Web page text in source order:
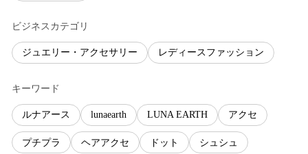
ビジネスカテゴリ
ジュエリー・アクセサリー レディースファッション
キーワード
ルナアース lunaearth LUNA EARTH アクセ
プチプラ ヘアアクセ ドット シュシュ